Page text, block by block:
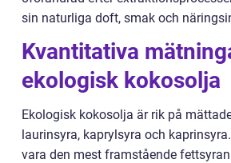
sin naturliga doft, smak och
Kvantitativa
ekologisk kokosolja
Ekologisk kokosolja är rik på
laurinsyra, kaprylsyra och
vara den mest framstående